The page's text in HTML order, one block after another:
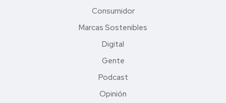
Consumidor
Marcas Sostenibles
Digital
Gente
Podcast
Opinión